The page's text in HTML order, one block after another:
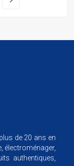
de 20 ans en
électroménager,
authentiques,